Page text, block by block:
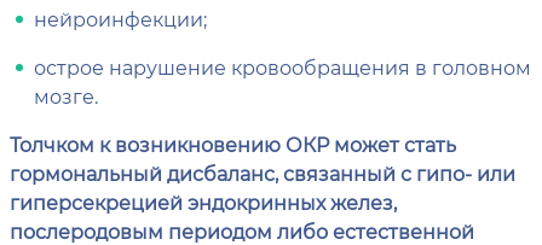
нейроинфекции;
острое нарушение кровообращения в головном
мозге.
Толчком к возникновению ОКР может стать
гормональный дисбаланс, связанный с гипо- или
гиперсекрецией эндокринных желез,
послеродовым периодом либо естественной